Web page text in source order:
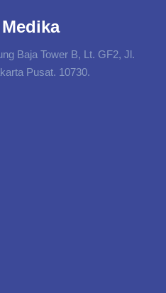
Baja Tower B, Lt. GF2, Jl.
Pusat. 10730.